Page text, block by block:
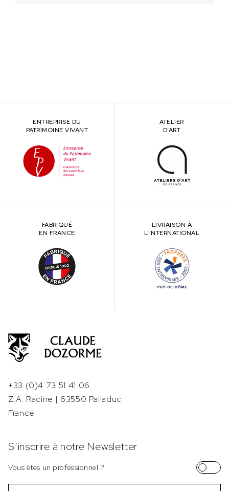
ENTREPRISE DU
PATRIMOINE VIVANT
ATELIER
D’ART
FABRIQUÉ
EN FRANCE
LIVRAISON À
L’INTERNATIONAL
+33 (0)4 73 51 41 06
Z.A. Racine | 63550 Palladuc
France
S’inscrire à notre Newsletter
Vous êtes un professionnel ?